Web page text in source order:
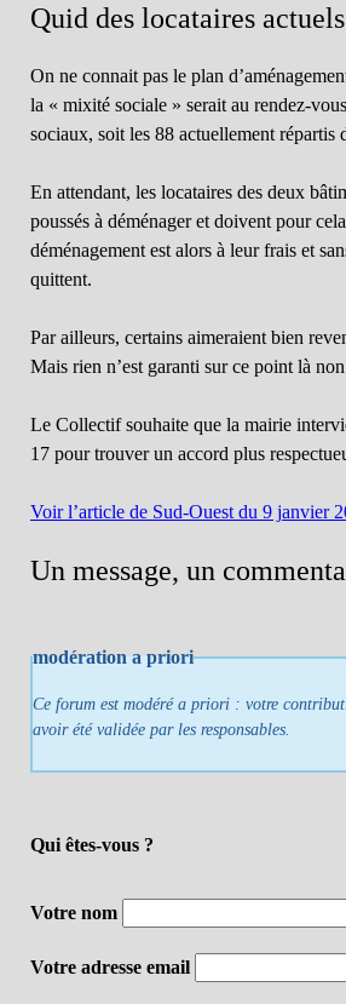
Quid des locataires
On ne connait pas le plan
la « mixité sociale » serait au rendez-
sociaux, soit les 88 actuellement répartis
En attendant, les locataires des deux
poussés à déménager et doivent pour
déménagement est alors à leur frais et
quittent.
Par ailleurs, certains aimeraient bien
Mais rien n’est garanti sur ce point là
Le Collectif souhaite que la mairie
17 pour trouver un accord plus
Voir l’article de Sud-Ouest du 9 janvier
Un message, un
modération a priori
Ce forum est modéré a priori : votre
avoir été validée par les responsables.
Qui êtes-vous ?
Votre nom
Votre adresse email